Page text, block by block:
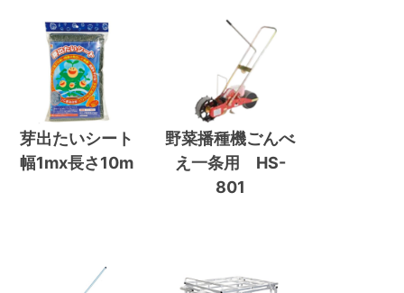
芽出たいシート
幅1mx長さ10m
野菜播種機ごんべ
え一条用 HS-
801